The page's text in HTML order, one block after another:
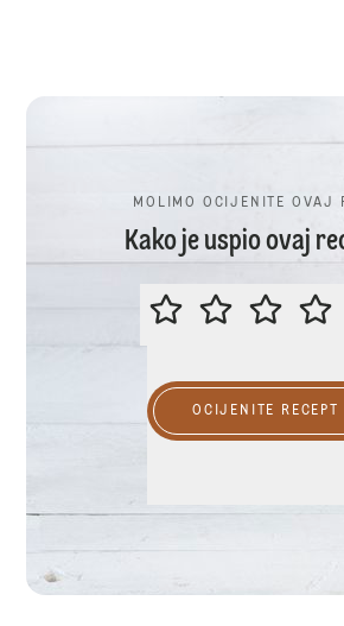
MOLIMO OCIJENITE OVAJ
Kako je uspio ovaj
MOLIMO
OCIJENITE RECEPT